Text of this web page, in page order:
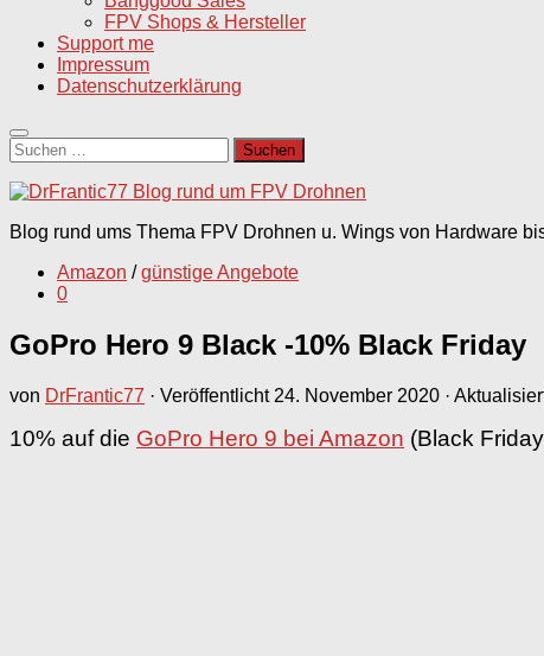
FPV Shops & Hersteller
Support me
Impressum
Datenschutzerklärung
Suchen
nach:
Blog rund ums Thema FPV Drohnen u. Wings von Hardware
Amazon / günstige Angebote
0
GoPro Hero 9 Black -10% Black Friday
von DrFrantic77 · Veröffentlicht 24. November 2020 ·
10% auf die GoPro Hero 9 bei Amazon (Black